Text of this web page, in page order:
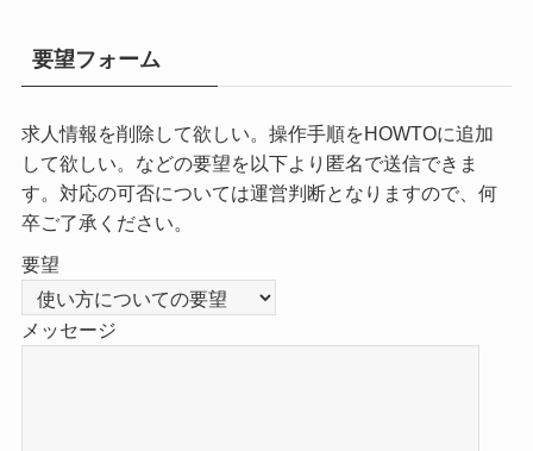
要望フォーム
求人情報を削除して欲しい。操作手順をHOWTOに追加
して欲しい。などの要望を以下より匿名で送信できま
す。対応の可否については運営判断となりますので、何
卒ご了承ください。
要望
メッセージ